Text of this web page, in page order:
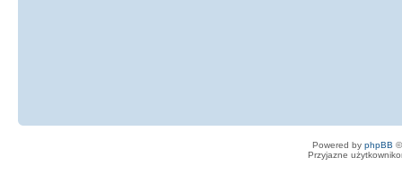
Powered by phpBB
Przyjazne